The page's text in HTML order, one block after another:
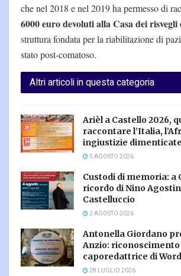
che nel 2018 e nel 2019 ha permesso di
6000 euro devoluti alla Casa dei
struttura fondata per la riabilitazione di
stato post-comatoso.
Altri articoli in questa categoria
Arièl a Castello 2026,
raccontare l’Italia,
ingiustizie dimenticate
5 AGOSTO 2026
Custodi di memoria: a
ricordo di Nino
Castelluccio
2 AGOSTO 2026
Antonella Giordano
Anzio: riconoscimento
caporedattrice di
28 LUGLIO 2026